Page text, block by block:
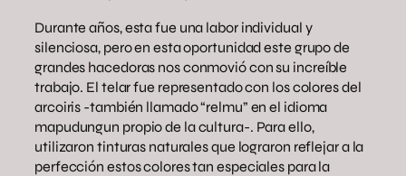
Durante años, esta fue una labor individual y
silenciosa, pero en esta oportunidad este grupo de
grandes hacedoras nos conmovió con su increíble
trabajo. El telar fue representado con los colores del
arcoiris -también llamado “relmu” en el idioma
mapudungun propio de la cultura-. Para ello,
utilizaron tinturas naturales que lograron reflejar a la
perfección estos colores tan especiales para la